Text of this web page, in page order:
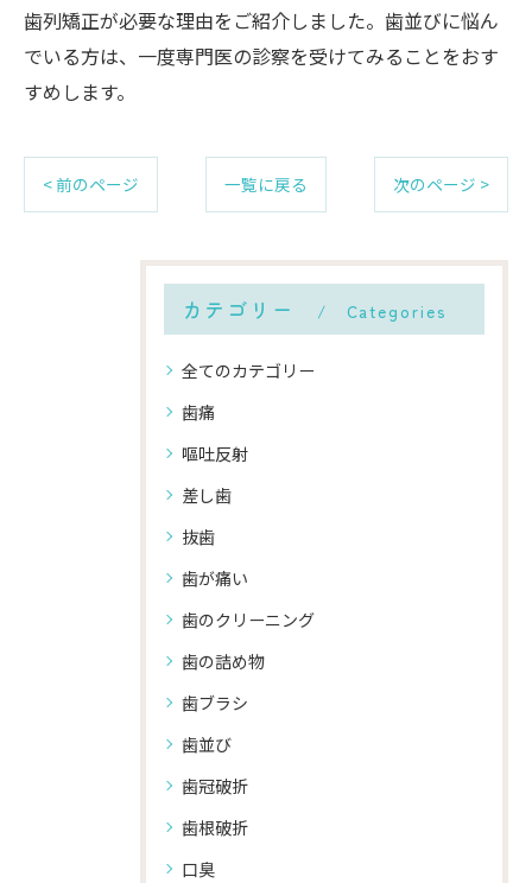
歯列矯正が必要な理由をご紹介しました。歯並びに悩ん
でいる方は、一度専門医の診察を受けてみることをおす
すめします。
< 前のページ 一覧に戻る 次のページ >
カテゴリー Categories
全てのカテゴリー
歯痛
嘔吐反射
差し歯
抜歯
歯が痛い
歯のクリーニング
歯の詰め物
歯ブラシ
歯並び
歯冠破折
歯根破折
口臭